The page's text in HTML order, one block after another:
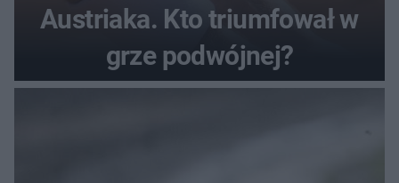
Austriaka. Kto triumfował w
grze podwójnej?